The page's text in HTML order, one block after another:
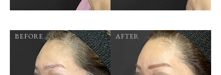
BEFORE AFTER